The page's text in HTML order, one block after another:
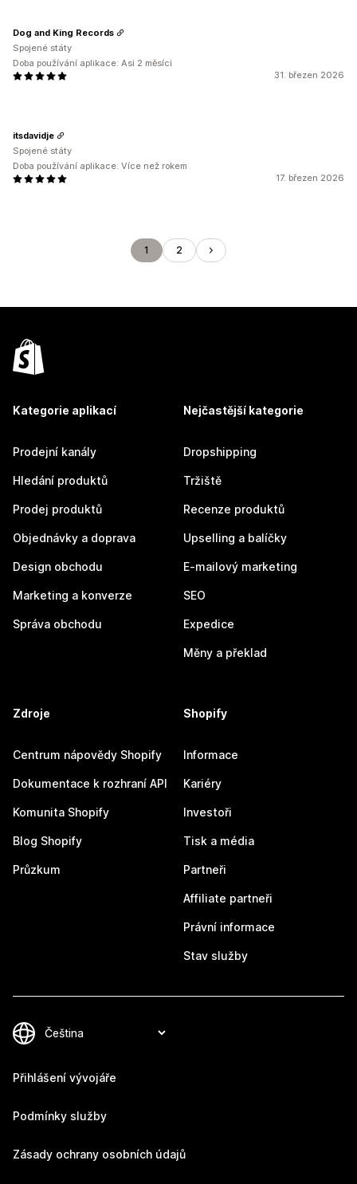
31. březen 2026
Dog and King Records
Spojené státy
Doba používání aplikace: Asi 2 měsíci
17. březen 2026
itsdavidje
Spojené státy
Doba používání aplikace: Více než rokem
1 2
Kategorie aplikací
Prodejní kanály
Hledání produktů
Prodej produktů
Objednávky a doprava
Design obchodu
Marketing a konverze
Správa obchodu
Nejčastější kategorie
Dropshipping
Tržiště
Recenze produktů
Upselling a balíčky
E-mailový marketing
SEO
Expedice
Měny a překlad
Zdroje
Centrum nápovědy Shopify
Dokumentace k rozhraní API
Komunita Shopify
Blog Shopify
Průzkum
Shopify
Informace
Kariéry
Investoři
Tisk a média
Partneři
Affiliate partneři
Právní informace
Stav služby
Přihlášení vývojáře
Podmínky služby
Zásady ochrany osobních údajů